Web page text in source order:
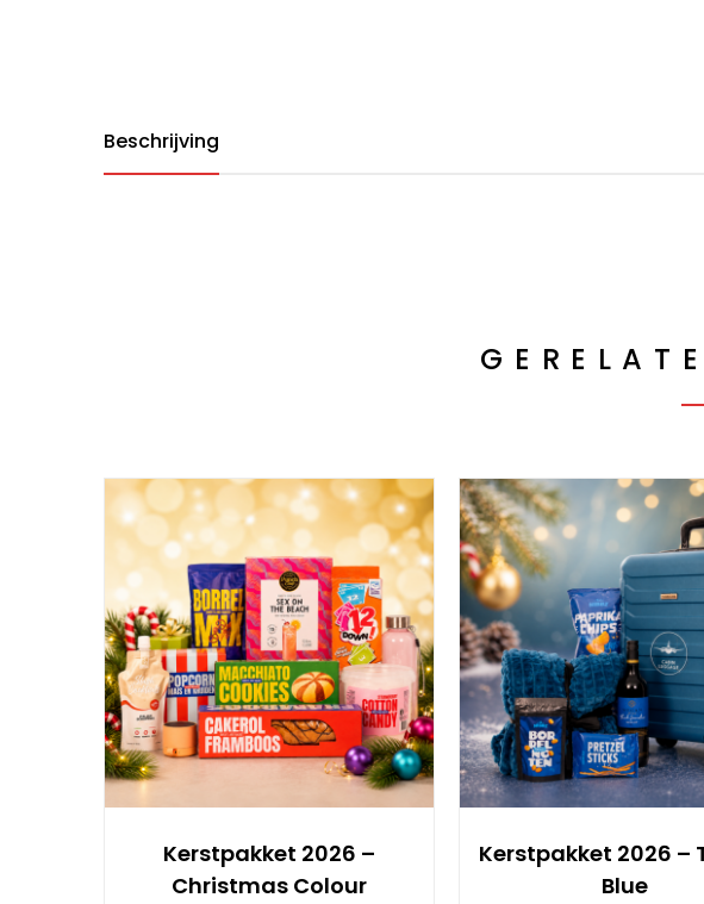
Beschrijving
Kerstpakket 2026 –
Christmas Colour
Kerstpakket 2026 –
Blue